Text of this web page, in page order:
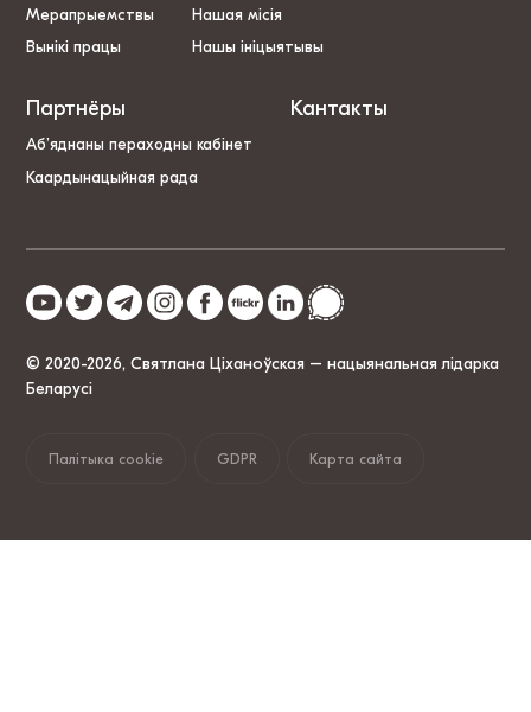
Мерапрыемствы
Вынікі працы
Нашая місія
Нашы ініцыятывы
Партнёры
Аб’яднаны пераходны кабінет
Каардынацыйная рада
Кантакты
© 2020-2026, Святлана Ціханоўская – нацыянальная лідарка
Беларусі
Палітыка cookie GDPR Карта сайта